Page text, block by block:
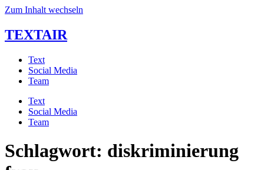
Zum Inhalt wechseln
TEXTAIR
Text
Social Media
Team
Text
Social Media
Team
Schlagwort: diskriminierung